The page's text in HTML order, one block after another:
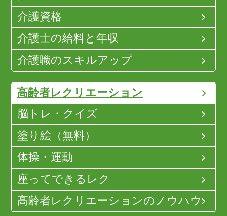
介護資格
介護士の給料と年収
介護職のスキルアップ
高齢者レクリエーション
脳トレ・クイズ
塗り絵（無料）
体操・運動
座ってできるレク
高齢者レクリエーションのノウハウ